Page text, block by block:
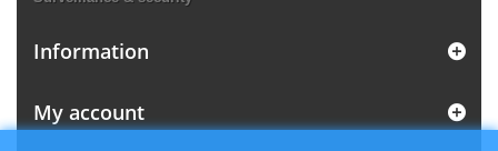
Information
My account